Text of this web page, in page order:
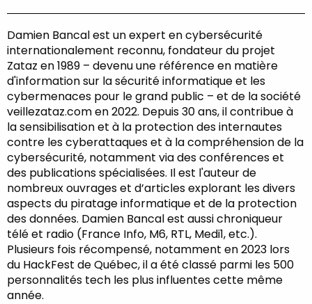
Damien Bancal est un expert en cybersécurité
internationalement reconnu, fondateur du projet
Zataz en 1989 – devenu une référence en matière
d'information sur la sécurité informatique et les
cybermenaces pour le grand public – et de la société
veillezataz.com en 2022. Depuis 30 ans, il contribue à
la sensibilisation et à la protection des internautes
contre les cyberattaques et à la compréhension de la
cybersécurité, notamment via des conférences et
des publications spécialisées. Il est l'auteur de
nombreux ouvrages et d’articles explorant les divers
aspects du piratage informatique et de la protection
des données. Damien Bancal est aussi chroniqueur
télé et radio (France Info, M6, RTL, Medi1, etc.).
Plusieurs fois récompensé, notamment en 2023 lors
du HackFest de Québec, il a été classé parmi les 500
personnalités tech les plus influentes cette même
année.